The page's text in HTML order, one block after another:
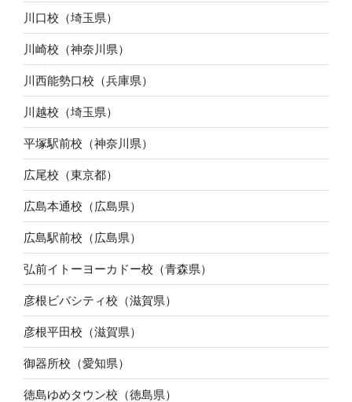
川口校（埼玉県）
川崎校（神奈川県）
川西能勢口校（兵庫県）
川越校（埼玉県）
平塚駅前校（神奈川県）
広尾校（東京都）
広島本通校（広島県）
広島駅前校（広島県）
弘前イトーヨーカドー校（青森県）
彦根ビバシティ校（滋賀県）
彦根平田校（滋賀県）
御器所校（愛知県）
徳島ゆめタウン校（徳島県）